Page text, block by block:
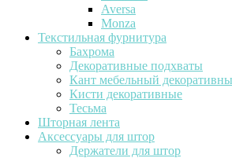
Aversa
Monza
Текстильная фурнитура
Бахрома
Декоративные подхваты
Кант мебельный
Кисти декоративные
Тесьма
Шторная лента
Аксессуары для штор
Держатели для штор